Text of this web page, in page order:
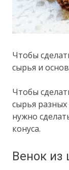
Чтобы
сырья и
Чтобы
сырья разных
нужно
конуса.
Венок